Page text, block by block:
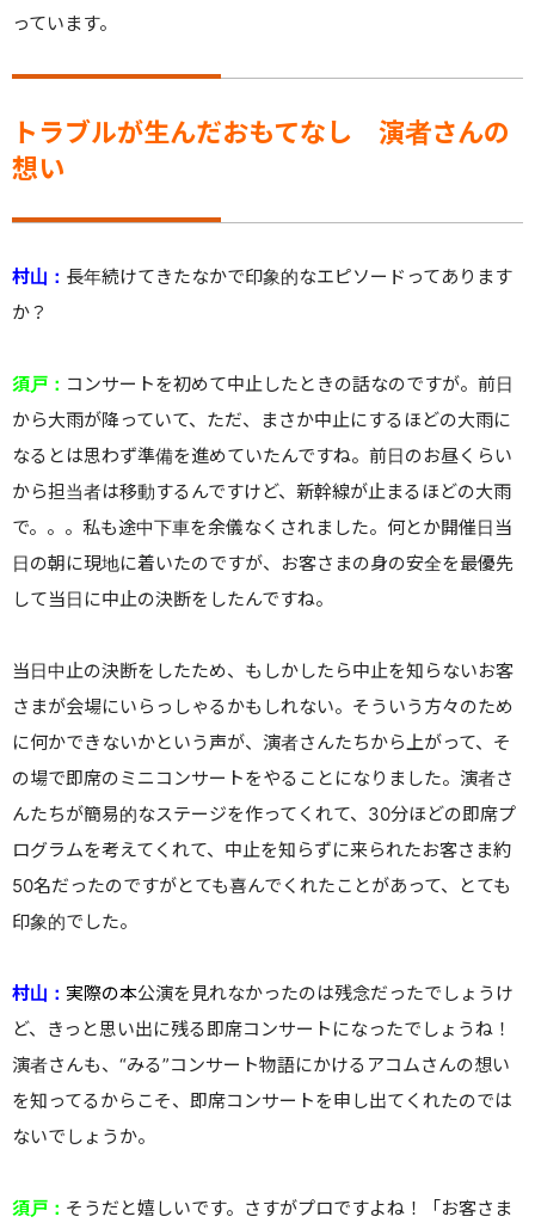
っています。
トラブルが生んだおもてなし 演者さんの
想い
村山： 長年続けてきたなかで印象的なエピソードってあります
か？
須戸： コンサートを初めて中止したときの話なのですが。前日
から大雨が降っていて、ただ、まさか中止にするほどの大雨に
なるとは思わず準備を進めていたんですね。前日のお昼くらい
から担当者は移動するんですけど、新幹線が止まるほどの大雨
で。。。私も途中下車を余儀なくされました。何とか開催日当
日の朝に現地に着いたのですが、お客さまの身の安全を最優先
して当日に中止の決断をしたんですね。
当日中止の決断をしたため、もしかしたら中止を知らないお客
さまが会場にいらっしゃるかもしれない。そういう方々のため
に何かできないかという声が、演者さんたちから上がって、そ
の場で即席のミニコンサートをやることになりました。演者さ
んたちが簡易的なステージを作ってくれて、30分ほどの即席プ
ログラムを考えてくれて、中止を知らずに来られたお客さま約
50名だったのですがとても喜んでくれたことがあって、とても
印象的でした。
村山： 実際の本公演を見れなかったのは残念だったでしょうけ
ど、きっと思い出に残る即席コンサートになったでしょうね！
演者さんも、“みる”コンサート物語にかけるアコムさんの想い
を知ってるからこそ、即席コンサートを申し出てくれたのでは
ないでしょうか。
須戸： そうだと嬉しいです。さすがプロですよね！「お客さま